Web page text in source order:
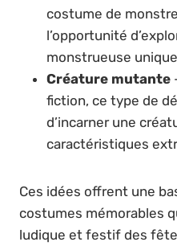
costume de
l’opportunité
monstrueuse
Créature mutante
fiction, ce type de
d’incarner une
caractéristiques
Ces idées offrent une
costumes mémorables
ludique et festif des